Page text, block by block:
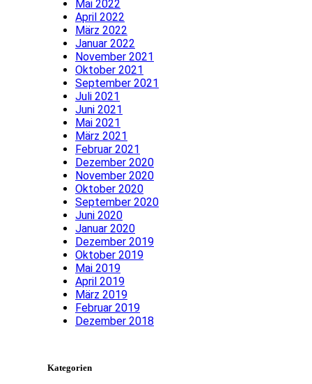
Mai 2022
April 2022
März 2022
Januar 2022
November 2021
Oktober 2021
September 2021
Juli 2021
Juni 2021
Mai 2021
März 2021
Februar 2021
Dezember 2020
November 2020
Oktober 2020
September 2020
Juni 2020
Januar 2020
Dezember 2019
Oktober 2019
Mai 2019
April 2019
März 2019
Februar 2019
Dezember 2018
Kategorien